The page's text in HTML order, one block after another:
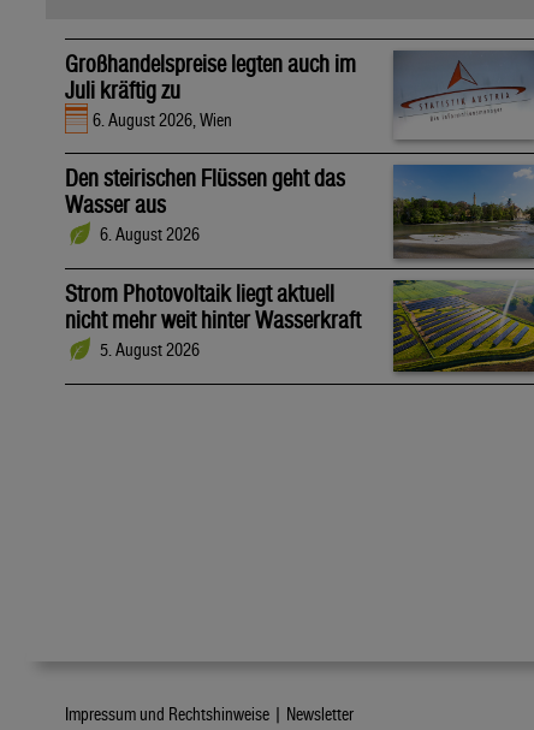
Großhandelspreise legten auch im
Juli kräftig zu
6. August 2026, Wien
Den steirischen Flüssen geht das
Wasser aus
6. August 2026
Strom Photovoltaik liegt aktuell
nicht mehr weit hinter Wasserkraft
5. August 2026
Impressum und Rechtshinweise | Newsletter